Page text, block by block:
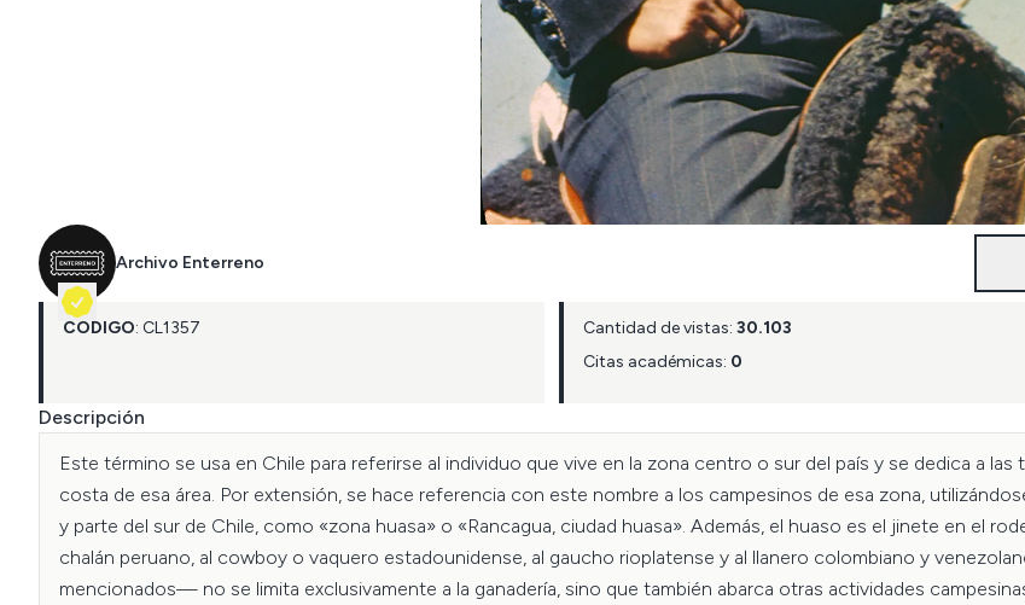
Archivo Enterreno
CÓDIGO: CL1357 Cantidad de vistas: 30.103
Citas académicas: 0
Descripción
Este término se usa en Chile para referirse al individuo que vive en la zona centro o sur del país y se dedica a
costa de esa área. Por extensión, se hace referencia con este nombre a los campesinos de esa zona,
y parte del sur de Chile, como «zona huasa» o «Rancagua, ciudad huasa». Además, el huaso es el jinete en el
chalán peruano, al cowboy o vaquero estadounidense, al gaucho rioplatense y al llanero colombiano y
mencionados— no se limita exclusivamente a la ganadería, sino que también abarca otras actividades